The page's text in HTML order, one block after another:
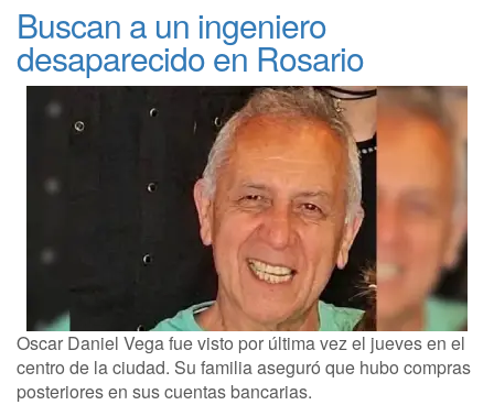
Buscan a un ingeniero
desaparecido en Rosario
Oscar Daniel Vega fue visto por última vez el jueves en el
centro de la ciudad. Su familia aseguró que hubo compras
posteriores en sus cuentas bancarias.